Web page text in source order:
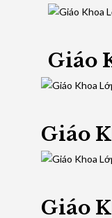
Giáo
Giáo
Giáo